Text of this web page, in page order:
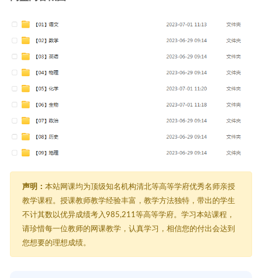
声明： 本站网课均为顶级知名机构清北等高等学府优秀名师亲授
教学课程。授课教师教学经验丰富，教学方法独特，带出的学生
不计其数以优异成绩考入985,211等高等学府。学习本站课程，
请珍惜每一位教师的网课教学，认真学习，相信您的付出会达到
您想要的理想成绩。